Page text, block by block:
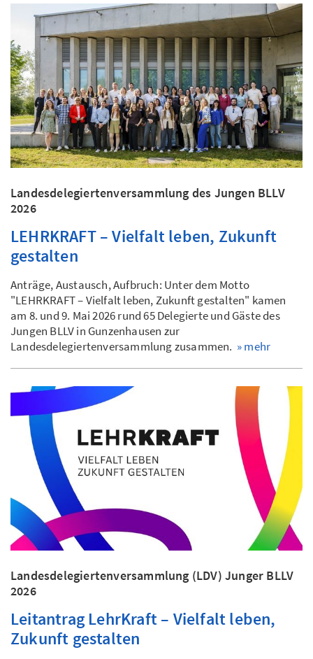
Landesdelegiertenversammlung des Jungen BLLV
2026
LEHRKRAFT – Vielfalt leben, Zukunft
gestalten
Anträge, Austausch, Aufbruch: Unter dem Motto
"LEHRKRAFT – Vielfalt leben, Zukunft gestalten" kamen
am 8. und 9. Mai 2026 rund 65 Delegierte und Gäste des
Jungen BLLV in Gunzenhausen zur
Landesdelegiertenversammlung zusammen. » mehr
Landesdelegiertenversammlung (LDV) Junger BLLV
2026
Leitantrag LehrKraft – Vielfalt leben,
Zukunft gestalten